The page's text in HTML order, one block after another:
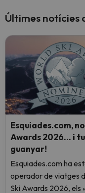
Últimes notícies
Esquiades.com,
Awards 2026… i
guanyar!
Esquiades.com ha
operador de viatges
Ski Awards 2026, els